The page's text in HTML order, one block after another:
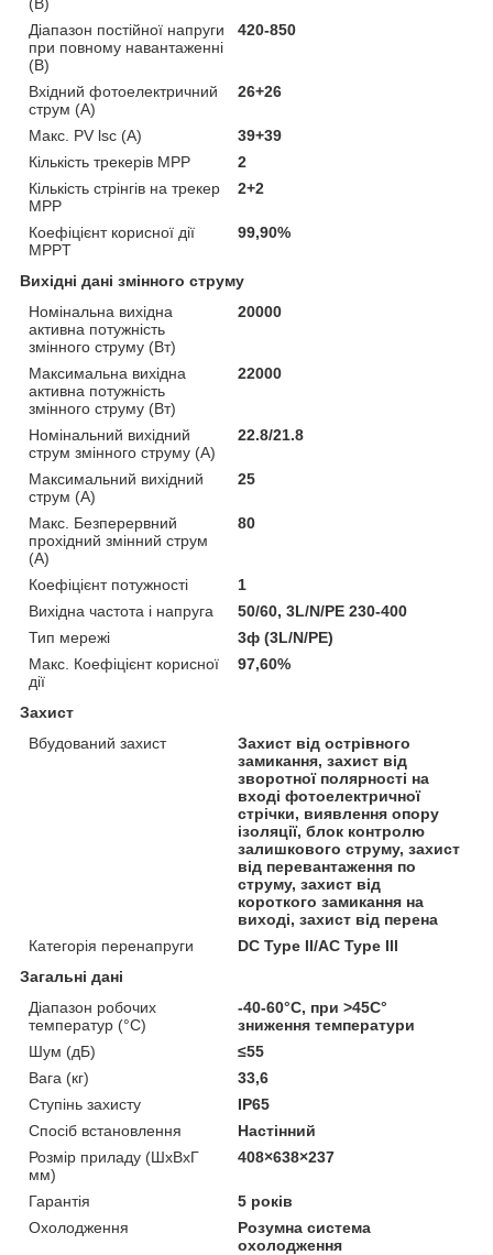
Діапазон постійної напруги
при повному навантаженні
(В)
420-850
Вхідний фотоелектричний
струм (А)
26+26
Макс. PV lsc (A)
39+39
Кількість трекерів MPP
2
Кількість стрінгів на трекер
MPP
2+2
Коефіцієнт корисної дії
MPPT
99,90%
Вихідні дані змінного струму
Номінальна вихідна
активна потужність
змінного струму (Вт)
20000
Максимальна вихідна
активна потужність
змінного струму (Вт)
22000
Номінальний вихідний
струм змінного струму (А)
22.8/21.8
Максимальний вихідний
струм (А)
25
Макс. Безперервний
прохідний змінний струм
(А)
80
Коефіцієнт потужності
1
Вихідна частота і напруга
50/60, 3L/N/PE 230-400
Тип мережі
3ф (3L/N/PE)
Макс. Коефіцієнт корисної
дії
97,60%
Захист
Вбудований захист
Захист від острівного
замикання, захист від
зворотної полярності на
вході фотоелектричної
стрічки, виявлення опору
ізоляції, блок контролю
залишкового струму, захист
від перевантаження по
струму, захист від
короткого замикання на
виході, захист від перена
Категорія перенапруги
DC Type II/AC Type Ill
Загальні дані
Діапазон робочих
температур (°C)
-40-60°C, при >45C°
зниження температури
Шум (дБ)
≤55
Вага (кг)
33,6
Ступінь захисту
IP65
Спосіб встановлення
Настінний
Розмір приладу (ШхВхГ
мм)
408×638×237
Гарантія
5 років
Охолодження
Розумна система
охолодження